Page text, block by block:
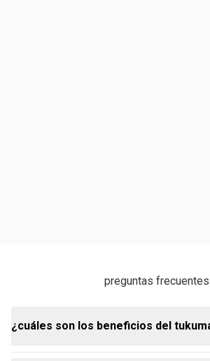
preguntas frecuentes
¿cuáles son los beneficios del